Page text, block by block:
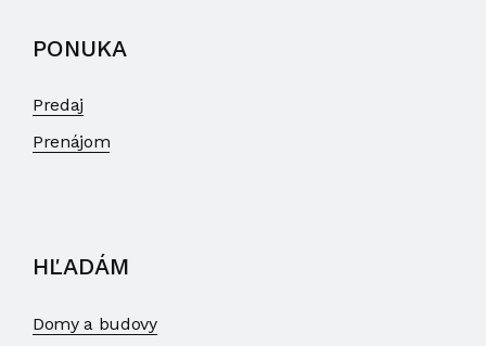
PONUKA
Predaj
Prenájom
HĽADÁM
Domy a budovy